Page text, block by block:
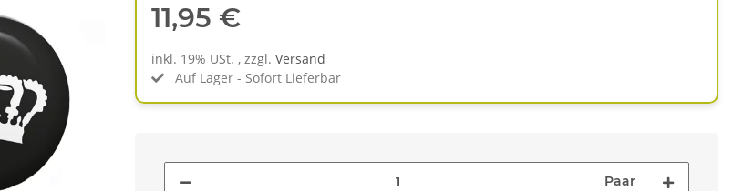
11,95 €
inkl. 19% USt. , zzgl. Versand
Auf Lager - Sofort Lieferbar
Paar